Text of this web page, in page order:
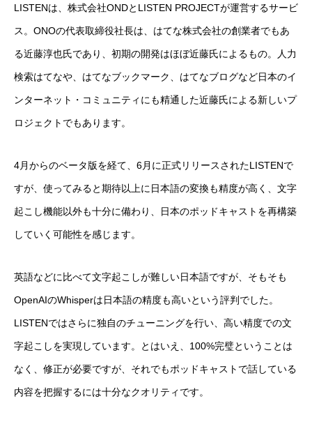
LISTENは、株式会社ONDとLISTEN PROJECTが運営するサービ
ス。ONOの代表取締役社長は、はてな株式会社の創業者でもあ
る近藤淳也氏であり、初期の開発はほぼ近藤氏によるもの。人力
検索はてなや、はてなブックマーク、はてなブログなど日本のイ
ンターネット・コミュニティにも精通した近藤氏による新しいプ
ロジェクトでもあります。
4月からのベータ版を経て、6月に正式リリースされたLISTENで
すが、使ってみると期待以上に日本語の変換も精度が高く、文字
起こし機能以外も十分に備わり、日本のポッドキャストを再構築
していく可能性を感じます。
英語などに比べて文字起こしが難しい日本語ですが、そもそも
OpenAIのWhisperは日本語の精度も高いという評判でした。
LISTENではさらに独自のチューニングを行い、高い精度での文
字起こしを実現しています。とはいえ、100%完璧ということは
なく、修正が必要ですが、それでもポッドキャストで話している
内容を把握するには十分なクオリティです。